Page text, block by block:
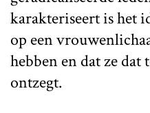
karakteriseert is het
op een
hebben en dat ze
ontzegt.